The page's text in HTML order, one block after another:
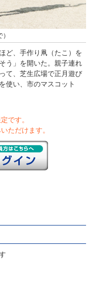
ど、手作り凧（たこ）を
う」を開いた。親子連れ
て、芝生広場で正月遊び
使い、市のマスコット
です。
ただけます。